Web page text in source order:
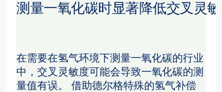
测量一氧化碳时显著降低交叉灵
在需要在氢气环境下测量一氧化碳的行业
中，交叉灵敏度可能会导致一氧化碳的测
量值有误。 借助德尔格特殊的氢气补偿